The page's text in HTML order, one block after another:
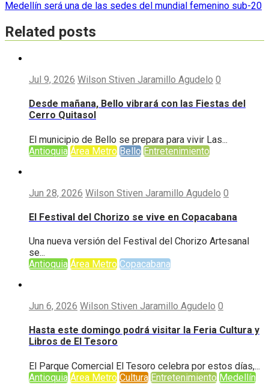
de
entradas
Medellín será una de las sedes del mundial femenino sub-20
Related posts
Jul 9, 2026 Wilson Stiven Jaramillo Agudelo 0
Desde mañana, Bello vibrará con las Fiestas del
Cerro Quitasol
El municipio de Bello se prepara para vivir Las...
Antioquia Área Metro Bello Entretenimiento
Jun 28, 2026 Wilson Stiven Jaramillo Agudelo 0
El Festival del Chorizo se vive en Copacabana
Una nueva versión del Festival del Chorizo Artesanal
se...
Antioquia Área Metro Copacabana
Jun 6, 2026 Wilson Stiven Jaramillo Agudelo 0
Hasta este domingo podrá visitar la Feria Cultura y
Libros de El Tesoro
El Parque Comercial El Tesoro celebra por estos días,...
Antioquia Área Metro Cultura Entretenimiento Medellín